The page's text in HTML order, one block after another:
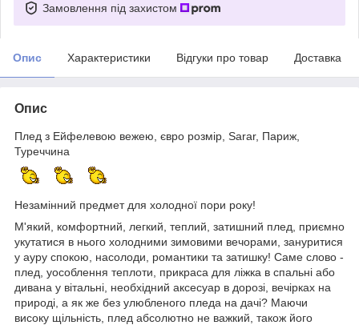
Замовлення під захистом
Опис Характеристики Відгуки про товар Доставка
Опис
Плед з Ейфелевою вежею, євро розмір, Sarar, Париж,
Туреччина
Незамінний предмет для холодної пори року!
М'який, комфортний, легкий, теплий, затишний плед, приємно
укутатися в нього холодними зимовими вечорами, зануритися
у ауру спокою, насолоди, романтики та затишку! Саме слово -
плед, уособлення теплоти, прикраса для ліжка в спальні або
дивана у вітальні, необхідний аксесуар в дорозі, вечірках на
природі, а як же без улюбленого пледа на дачі? Маючи
високу щільність, плед абсолютно не важкий, також його